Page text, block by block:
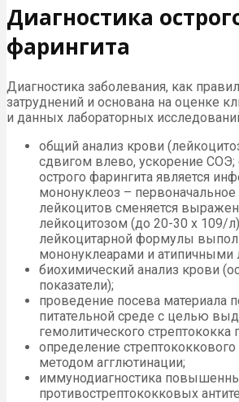
Диагностика
фарингита
Диагностика заболевания, как
затруднений и основана на оценке
и данных лабораторных
общий анализ крови
сдвигом влево, ускорение СОЭ;
острого фарингита является
мононуклеоз –
лейкоцитов сменяется
лейкоцитозом (до 20-30 х 109/
лейкоцитарной формулы
мононуклеарами и атипичными
биохимический анализ крови
показатели);
проведение посева материала
питательной среде с целью
гемолитического стрептококка
определение стрептококкового
методом агглютинации;
иммунодиагностика
противострептококковых